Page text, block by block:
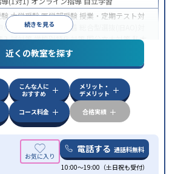
続きを見る
大学受験医学部受験 授業・定期テスト対
点対策学習習慣の定着
入試対策学校別特化対策国公立大対策私大
共通テスト対策英検(英語検定)対策
その
校生に対応授業の振替可能 不登校生に対
にPC・タブレットを利用オンライン対応
受講可能季節講習のみの受講可発達障害
に対応
近くの教室を探す
こんな人に
おすすめ
メリット・
デメリット
コース料金 合格実績
電話する 通話料無料
10:00～19:00（土日祝も受付）